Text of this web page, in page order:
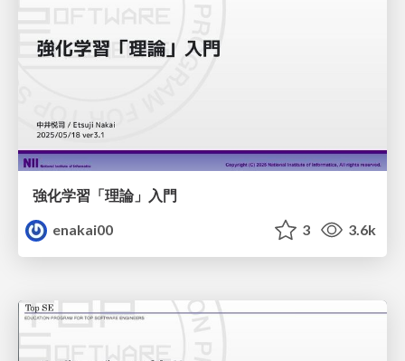
強化学習「理論」入門
enakai00
3 3.6k